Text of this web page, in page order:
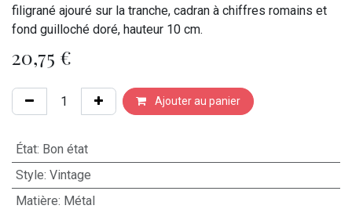
filigrané ajouré sur la tranche, cadran à chiffres romains et
fond guilloché doré, hauteur 10 cm.
20,75 €
Ajouter au panier
État: Bon état
Style: Vintage
Matière: Métal